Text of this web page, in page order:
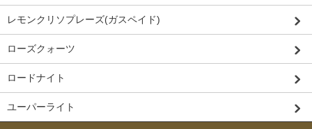
レモンクリソプレーズ(ガスペイド)
ローズクォーツ
ロードナイト
ユーパーライト